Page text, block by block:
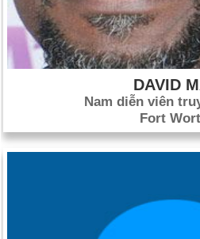
DAVID
Nam diễn viên
Fort